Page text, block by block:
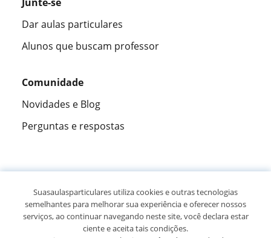
Dar aulas particulares
Alunos que buscam professor
Comunidade
Novidades e Blog
Perguntas e respostas
305826opiniões de alunos
Suasaulasparticulares utiliza cookies e outras tecnologias
semelhantes para melhorar sua experiência e oferecer nossos
serviços, ao continuar navegando neste site, você declara estar
ciente e aceita tais condições.